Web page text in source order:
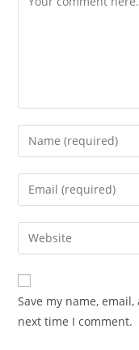
Enter
your
name
comment
Enter
your
email
address
comment
Enter
your
website
URL
(optional)
Save my name,
next time I comment.